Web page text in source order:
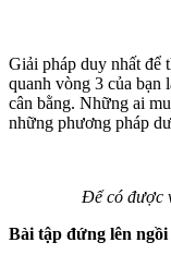
Giải pháp duy nhất để
quanh vòng 3 của bạn
cân bằng. Những ai
những phương pháp
Để có được
Bài tập đứng lên